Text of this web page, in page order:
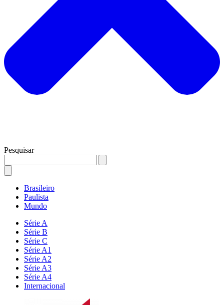
Pesquisar
Brasileiro
Paulista
Mundo
Série A
Série B
Série C
Série A1
Série A2
Série A3
Série A4
Internacional